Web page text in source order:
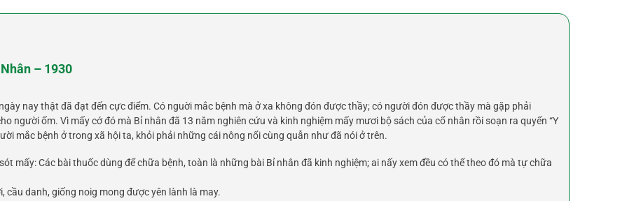
– 1930
nay thật đã đạt đến cực điểm. Có nguời mắc bệnh mà ở xa không đón được thầy; có người đón được thầy mà gặp phải
người ốm. Vì mấy cớ đó mà Bỉ nhân đã 13 năm nghiên cứu và kinh nghiệm mấy mươi bộ sách của cổ nhân rồi soạn ra quyển “Y
mắc bệnh ở trong xã hội ta, khỏi phải những cái nông nổi cùng quẫn như đã nói ở trên.
mấy: Các bài thuốc dùng để chữa bệnh, toàn là những bài Bỉ nhân đã kinh nghiệm; ai nấy xem đều có thể theo đó mà tự chữa
cầu danh, giống noig mong được yên lành là may.